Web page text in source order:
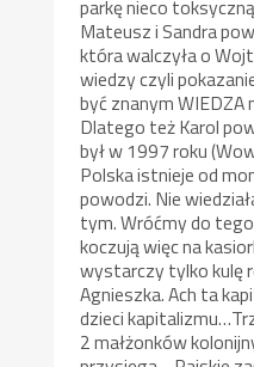
parkę nieco
Mateusz i Sandra
która walczyła o
wiedzy czyli
być znanym
Dlatego też Karol
był w 1997 roku
Polska istnieje od
powodzi. Nie
tym. Wróćmy do tego
koczują więc na
wystarczy tylko kulę
Agnieszka. Ach ta
dzieci
2 małżonków